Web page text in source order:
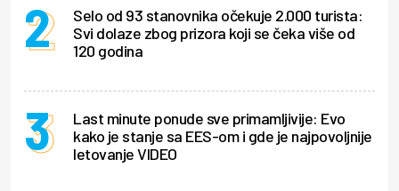
Selo od 93 stanovnika očekuje 2.000 turista:
Svi dolaze zbog prizora koji se čeka više od
120 godina
Last minute ponude sve primamljivije: Evo
kako je stanje sa EES-om i gde je najpovoljnije
letovanje VIDEO